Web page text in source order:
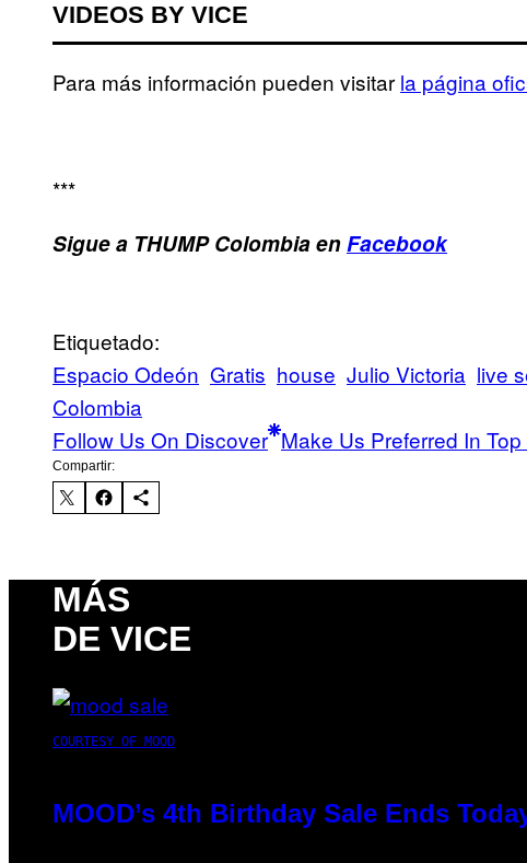
VIDEOS BY VICE
Para más información pueden visitar la página
***
Sigue a THUMP Colombia enFacebook
Etiquetado:
Espacio Odeón Gratis house Julio Victoria live
Colombia
Follow Us On Discover Make Us Preferred In
Compartir:
MÁS
DE VICE
COURTESY OF MOOD
MOOD’s 4th Birthday Sale Ends